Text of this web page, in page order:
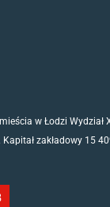
w Łodzi Wydział
zakładowy 15